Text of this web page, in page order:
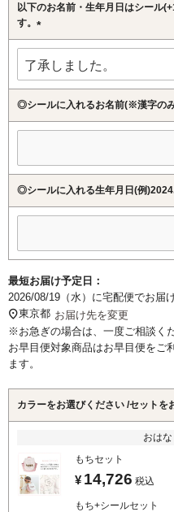
以下のお名前・生年月日はシール
す。
(必
須)
◎シールに入れるお名前(※漢字の
◎シールに入れる生年月日(例
最短お届け予定日：
2026/08/19（水） に宅配便でお届
東京都 お届け先を変更
※お急ぎの場合は、一度ご相談く
お早目便対象商品はお早目便をご
ます。
カラーをお選びください セットを
おはな
もちセット
¥ 14,726 税込
もち+シールセット